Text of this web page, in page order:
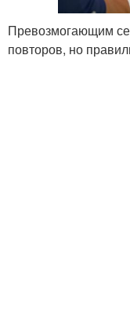
Превозмогающим
повторов, но